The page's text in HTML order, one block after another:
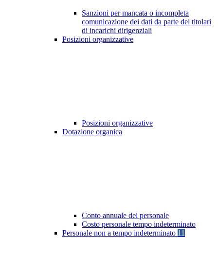
Sanzioni per mancata o incompleta
comunicazione dei dati da parte dei titolari
di incarichi dirigenziali
Posizioni organizzative
Posizioni organizzative
Dotazione organica
Conto annuale del personale
Costo personale tempo indeterminato
Personale non a tempo indeterminato 11